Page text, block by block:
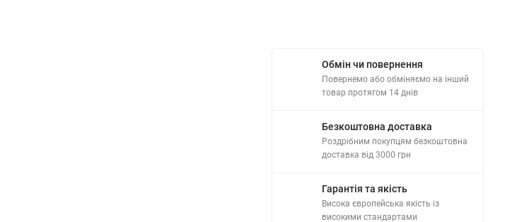
Обмін чи повернення
Повернемо або обміняємо на інший
товар протягом 14 днів
Безкоштовна доставка
Роздрібним покупцям безкоштовна
доставка від 3000 грн
Гарантія та якість
Висока європейська якість із
високими стандартами